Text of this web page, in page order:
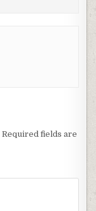
Required fields are